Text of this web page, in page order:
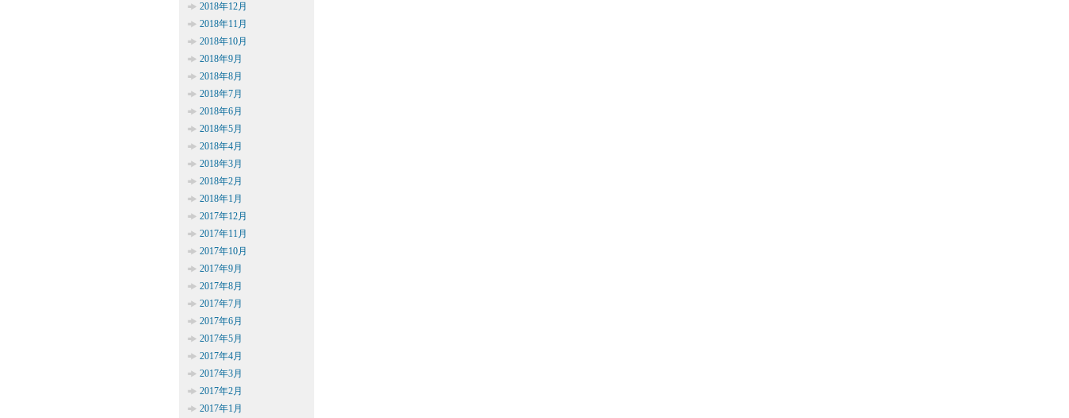
2018年12月
2018年11月
2018年10月
2018年9月
2018年8月
2018年7月
2018年6月
2018年5月
2018年4月
2018年3月
2018年2月
2018年1月
2017年12月
2017年11月
2017年10月
2017年9月
2017年8月
2017年7月
2017年6月
2017年5月
2017年4月
2017年3月
2017年2月
2017年1月